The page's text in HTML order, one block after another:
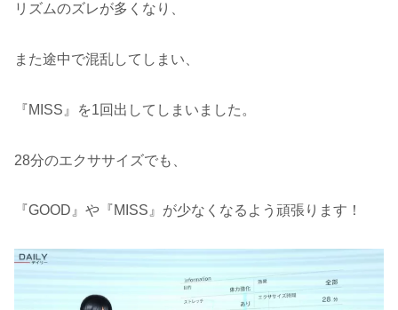
リズムのズレが多くなり、
また途中で混乱してしまい、
『MISS』を1回出してしまいました。
28分のエクササイズでも、
『GOOD』や『MISS』が少なくなるよう頑張ります！